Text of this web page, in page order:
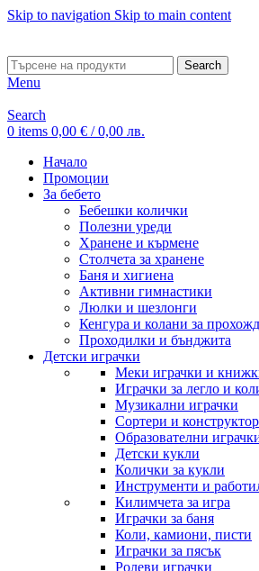
Skip to navigation Skip to main content
Search
Menu
Search
0 items 0,00 € / 0,00 лв.
Начало
Промоции
За бебето
Бебешки колички
Полезни уреди
Хранене и кърмене
Столчета за хранене
Баня и хигиена
Активни гимнастики
Люлки и шезлонги
Кенгура и колани за
Проходилки и бънджита
Детски играчки
Меки играчки и
Играчки за легло и
Музикални играчки
Сортери и
Образователни
Детски кукли
Колички за кукли
Инструменти и
Килимчета за игра
Играчки за баня
Коли, камиони, писти
Играчки за пясък
Ролеви играчки